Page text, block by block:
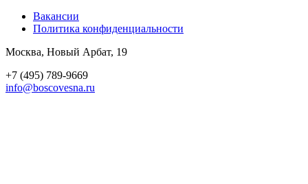
Вакансии
Политика конфиден­циальности
Москва, Новый Арбат, 19
+7 (495) 789-9669
info@boscovesna.ru